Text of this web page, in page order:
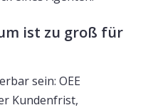
ist zu groß für
sein: OEE
Kundenfrist,